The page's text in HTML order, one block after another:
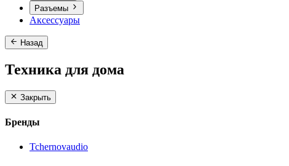
Разъемы
Аксессуары
Назад
Техника для дома
Закрыть
Бренды
Tchernovaudio